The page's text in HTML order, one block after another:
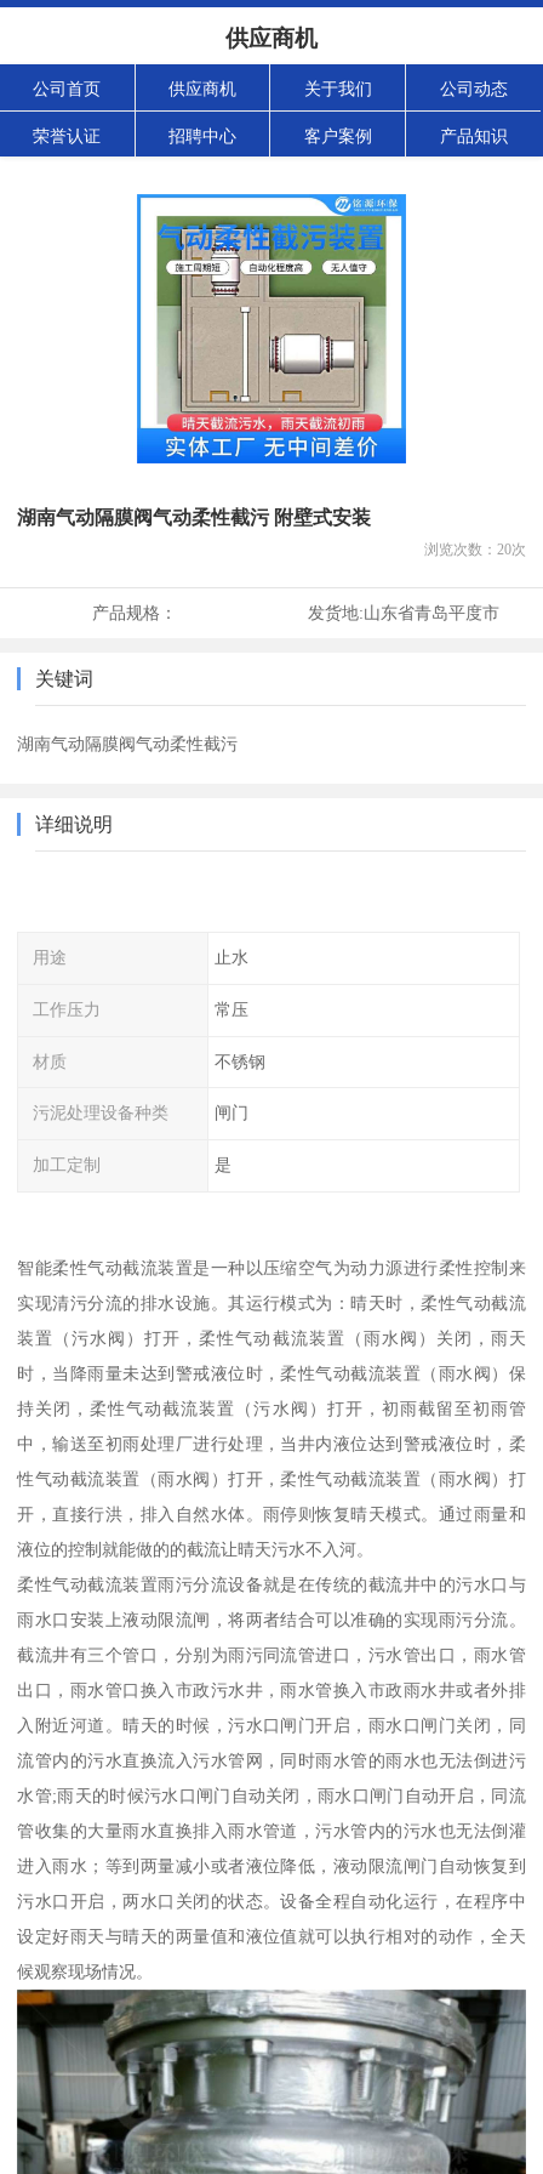
供应商机
公司首页 供应商机 关于我们 公司动态
荣誉认证 招聘中心 客户案例 产品知识
湖南气动隔膜阀气动柔性截污 附壁式安装
浏览次数： 20次
产品规格： 发货地:山东省青岛平度市
关键词
湖南气动隔膜阀气动柔性截污
详细说明
用途 止水
工作压力 常压
材质 不锈钢
污泥处理设备种类 闸门
加工定制 是
智能柔性气动截流装置是一种以压缩空气为动力源进行柔性控制来
实现清污分流的排水设施。其运行模式为：晴天时，柔性气动截流
装置（污水阀）打开，柔性气动截流装置（雨水阀）关闭，雨天
时，当降雨量未达到警戒液位时，柔性气动截流装置（雨水阀）保
持关闭，柔性气动截流装置（污水阀）打开，初雨截留至初雨管
中，输送至初雨处理厂进行处理，当井内液位达到警戒液位时，柔
性气动截流装置（雨水阀）打开，柔性气动截流装置（雨水阀）打
开，直接行洪，排入自然水体。雨停则恢复晴天模式。通过雨量和
液位的控制就能做的的截流让晴天污水不入河。
柔性气动截流装置雨污分流设备就是在传统的截流井中的污水口与
雨水口安装上液动限流闸，将两者结合可以准确的实现雨污分流。
截流井有三个管口，分别为雨污同流管进口，污水管出口，雨水管
出口，雨水管口换入市政污水井，雨水管换入市政雨水井或者外排
入附近河道。晴天的时候，污水口闸门开启，雨水口闸门关闭，同
流管内的污水直换流入污水管网，同时雨水管的雨水也无法倒进污
水管;雨天的时候污水口闸门自动关闭，雨水口闸门自动开启，同流
管收集的大量雨水直换排入雨水管道，污水管内的污水也无法倒灌
进入雨水；等到两量减小或者液位降低，液动限流闸门自动恢复到
污水口开启，两水口关闭的状态。设备全程自动化运行，在程序中
设定好雨天与晴天的两量值和液位值就可以执行相对的动作，全天
候观察现场情况。